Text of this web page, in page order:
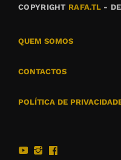
COPYRIGHT RAFA.TL -
QUEM SOMOS
CONTACTOS
POLÍTICA DE